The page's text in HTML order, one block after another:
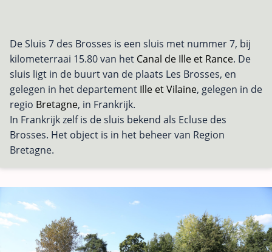
De Sluis 7 des Brosses is een sluis met nummer 7, bij
kilometerraai 15.80 van het Canal de Ille et Rance. De
sluis ligt in de buurt van de plaats Les Brosses, en
gelegen in het departement Ille et Vilaine, gelegen in de
regio Bretagne, in Frankrijk.
In Frankrijk zelf is de sluis bekend als Ecluse des
Brosses. Het object is in het beheer van Region
Bretagne.